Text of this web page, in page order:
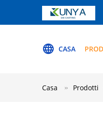
CASA
Casa Prodotti